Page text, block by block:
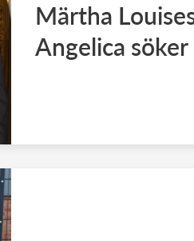
Märtha
Angelica söker